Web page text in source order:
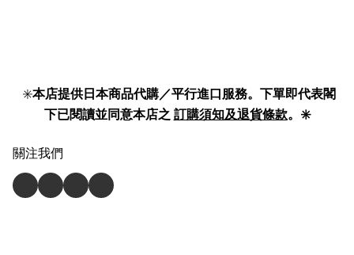
✳️本店提供日本商品代購／平行進口服務。下單即代表閣
下已閱讀並同意本店之 訂購須知及退貨條款。✳️
關注我們